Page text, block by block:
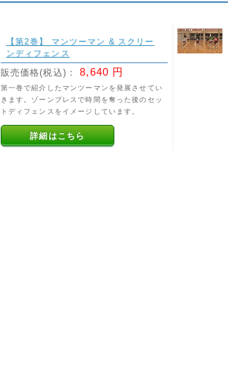
【第2巻】 マンツーマン & スクリー
ンディフェンス
販売価格(税込)： 8,640 円
第一巻で紹介したマンツーマンを発展させてい
きます。ゾーンプレスで時間を奪った後のセッ
トディフェンスをイメージしています。
詳細はこちら